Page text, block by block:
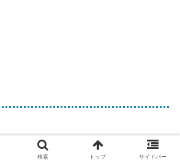
検索 トップ サイドバー